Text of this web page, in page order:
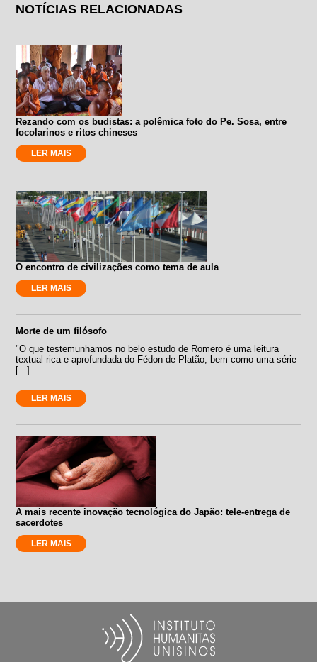
NOTÍCIAS RELACIONADAS
Rezando com os budistas: a polêmica foto do Pe. Sosa, entre
focolarinos e ritos chineses
LER MAIS
O encontro de civilizações como tema de aula
LER MAIS
Morte de um filósofo
"O que testemunhamos no belo estudo de Romero é uma leitura
textual rica e aprofundada do Fédon de Platão, bem como uma série
[...]
LER MAIS
A mais recente inovação tecnológica do Japão: tele-entrega de
sacerdotes
LER MAIS